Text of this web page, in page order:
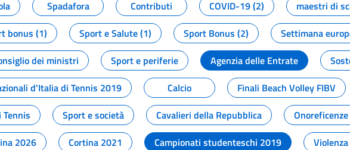
Spadafora Contributi COVID-19 (2) maestri di
bonus (1) Sport e Salute (1) Sport Bonus (2) Settimana
dei ministri Sport e periferie Agenzia delle Entrate
d'Italia di Tennis 2019 Calcio Finali Beach Volley FIBV
Sport e società Cavalieri della Repubblica Onoreficenze
2026 Cortina 2021 Campionati studenteschi 2019